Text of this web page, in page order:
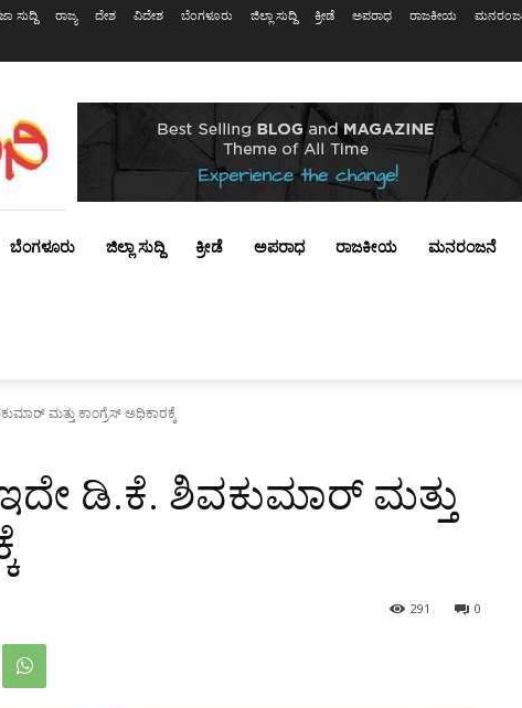
ಸುದ್ದಿ ರಾಜ್ಯ ದೇಶ ವಿದೇಶ ಬೆಂಗಳೂರು ಜಿಲ್ಲಾ ಸುದ್ದಿ ಕ್ರೀಡೆ ಅಪರಾಧ ರಾಜಕೀಯ
ಬೆಂಗಳೂರು ಜಿಲ್ಲಾ ಸುದ್ದಿ ಕ್ರೀಡೆ ಅಪರಾಧ ರಾಜಕೀಯ ಮನರಂಜನೆ
ಮತ್ತು ಕಾಂಗ್ರೆಸ್ ಅಧಿಕಾರಕ್ಕೆ
ಇದೇ ಡಿ.ಕೆ. ಶಿವಕುಮಾರ್ ಮತ್ತು
0
291